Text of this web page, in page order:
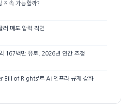
지속 가능할까?
매도 압력 직면
167백만 유로, 2026년 연간 조정
Bill of Rights'로 AI 인프라 규제 강화